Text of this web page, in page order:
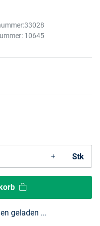
33028
10645
Stk
geladen ...